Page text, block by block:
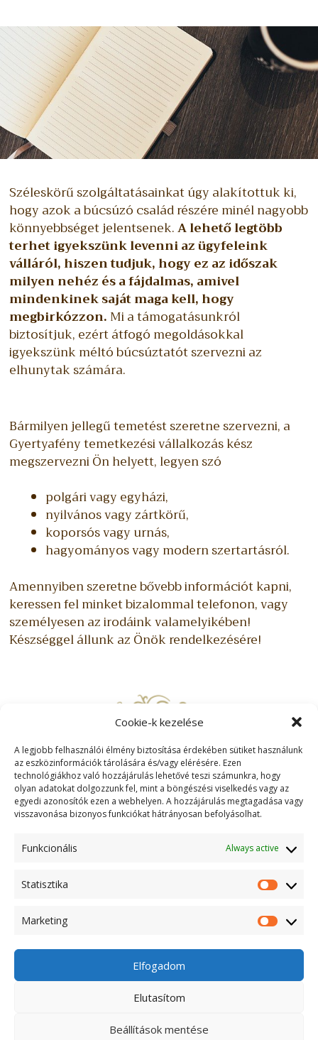
Cookie-k kezelése
A legjobb felhasználói élmény biztosítása érdekében sütiket használunk
az eszközinformációk tárolására és/vagy elérésére. Ezen
technológiákhoz való hozzájárulás lehetővé teszi számunkra, hogy
olyan adatokat dolgozzunk fel, mint a böngészési viselkedés vagy az
egyedi azonosítók ezen a webhelyen. A hozzájárulás megtagadása vagy
visszavonása bizonyos funkciókat hátrányosan befolyásolhat.
Funkcionális Always active
Statisztika
Marketing
Elfogadom
Elutasítom
Beállítások mentése
Széleskörű szolgáltatásainkat úgy alakítottuk ki,
hogy azok a búcsúzó család részére minél nagyobb
könnyebbséget jelentsenek.A lehető legtöbb
terhet igyekszünk levenni az ügyfeleink
válláról, hiszen tudjuk, hogy ez az időszak
milyen nehéz és a fájdalmas, amivel
mindenkinek saját maga kell, hogy
megbirkózzon. Mi a támogatásunkról
biztosítjuk, ezért átfogó megoldásokkal
igyekszünk méltó búcsúztatót szervezni az
elhunytak számára.
Bármilyen jellegű temetést szeretne szervezni, a
Gyertyafény temetkezési vállalkozás kész
megszervezni Ön helyett, legyen szó
polgári vagy egyházi,
nyilvános vagy zártkörű,
koporsós vagy urnás,
hagyományos vagy modern szertartásról.
Amennyiben szeretne bővebb információt kapni,
keressen fel minket bizalommal telefonon, vagy
személyesen az irodáink valamelyikében!
Készséggel állunk az Önök rendelkezésére!
„Köröttem mindenütt békés keresztek
S mély nyugalom beszédes csöndje hallgat.
Mely minden bölcsességnél igazabb.”
Juhász Gyula